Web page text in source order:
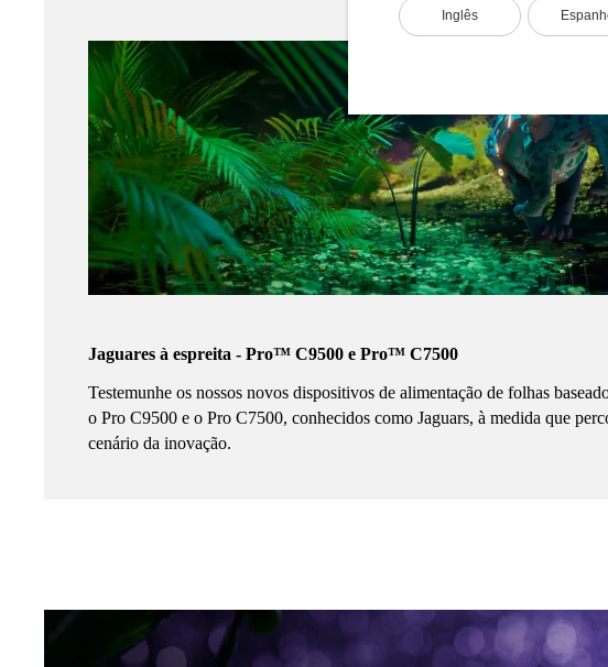
Inglês
Jaguares à espreita - Pro™ C9500 e Pro™ C7500
Testemunhe os nossos novos dispositivos de alimentação de folhas
o Pro C9500 e o Pro C7500, conhecidos como Jaguars, à medida que
cenário da inovação.